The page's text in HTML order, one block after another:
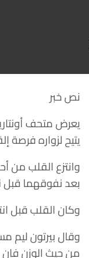
نص خبر
يعرض متحف
يتيح لزواره
وانتزع القلب من
بعد نفوقهما قبل
وكان القلب قبل انتزاعه يزن 181
وقال بيرتون ليم
من حيث الوزن